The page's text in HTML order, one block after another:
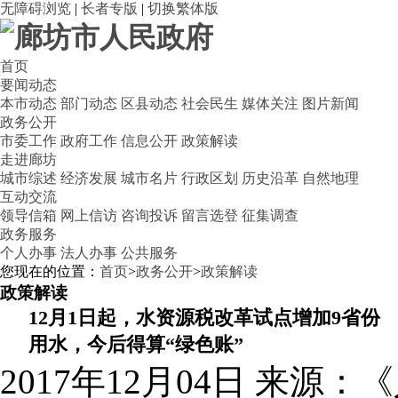
无障碍浏览 | 长者专版 | 切换繁体版
首页
要闻动态
本市动态 部门动态 区县动态 社会民生 媒体关注 图片新闻
政务公开
市委工作 政府工作 信息公开 政策解读
走进廊坊
城市综述 经济发展 城市名片 行政区划 历史沿革 自然地理
互动交流
领导信箱 网上信访 咨询投诉 留言选登 征集调查
政务服务
个人办事 法人办事 公共服务
您现在的位置： 首页>政务公开>政策解读
政策解读
12月1日起，水资源税改革试点增加9省份
用水，今后得算“绿色账”
2017年12月04日 来源：